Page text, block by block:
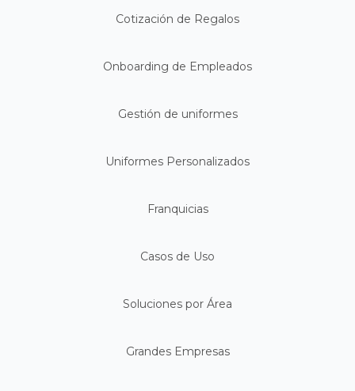
Cotización de Regalos
Onboarding de Empleados
Gestión de uniformes
Uniformes Personalizados
Franquicias
Casos de Uso
Soluciones por Área
Grandes Empresas